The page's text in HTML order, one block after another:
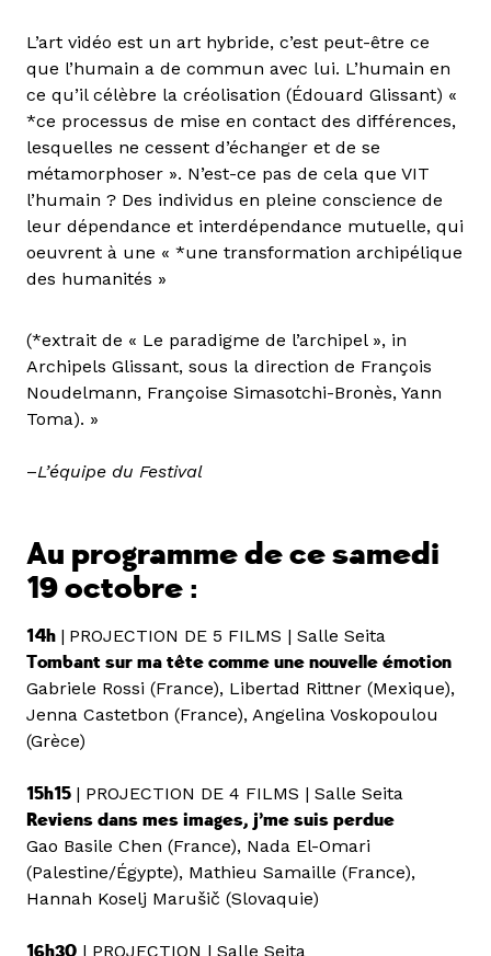
L’art vidéo est un art hybride, c’est peut-être ce
que l’humain a de commun avec lui. L’humain en
ce qu’il célèbre la créolisation (Édouard Glissant) «
*ce processus de mise en contact des différences,
lesquelles ne cessent d’échanger et de se
métamorphoser ». N’est-ce pas de cela que VIT
l’humain ? Des individus en pleine conscience de
leur dépendance et interdépendance mutuelle, qui
oeuvrent à une « *une transformation archipélique
des humanités »
(*extrait de « Le paradigme de l’archipel », in
Archipels Glissant, sous la direction de François
Noudelmann, Françoise Simasotchi-Bronès, Yann
Toma). »
–L’équipe du Festival
Au programme de ce samedi
19 octobre :
14h | PROJECTION DE 5 FILMS | Salle Seita
Tombant sur ma tête comme une nouvelle émotion
Gabriele Rossi (France), Libertad Rittner (Mexique),
Jenna Castetbon (France), Angelina Voskopoulou
(Grèce)
15h15 | PROJECTION DE 4 FILMS | Salle Seita
Reviens dans mes images, j’me suis perdue
Gao Basile Chen (France), Nada El-Omari
(Palestine/Égypte), Mathieu Samaille (France),
Hannah Koselj Marušič (Slovaquie)
16h30 | PROJECTION | Salle Seita